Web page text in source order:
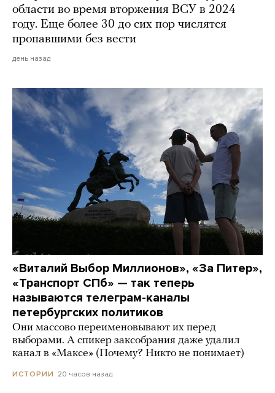
области во время вторжения ВСУ в 2024
году. Еще более 30 до сих пор числятся
пропавшими без вести
день назад
«Виталий Выбор Миллионов», «За Питер»,
«Транспорт СПб» — так теперь
называются телеграм-каналы
петербургских политиков
Они массово переименовывают их перед
выборами. А спикер заксобрания даже удалил
канал в «Максе» (Почему? Никто не понимает)
ИСТОРИИ 20 часов назад